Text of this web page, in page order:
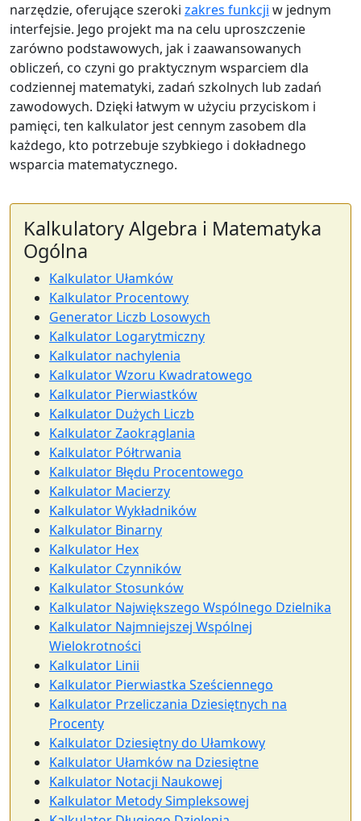
narzędzie, oferujące szeroki zakres funkcji w jednym
interfejsie. Jego projekt ma na celu uproszczenie
zarówno podstawowych, jak i zaawansowanych
obliczeń, co czyni go praktycznym wsparciem dla
codziennej matematyki, zadań szkolnych lub zadań
zawodowych. Dzięki łatwym w użyciu przyciskom i
pamięci, ten kalkulator jest cennym zasobem dla
każdego, kto potrzebuje szybkiego i dokładnego
wsparcia matematycznego.
Kalkulatory Algebra i Matematyka
Ogólna
Kalkulator Ułamków
Kalkulator Procentowy
Generator Liczb Losowych
Kalkulator Logarytmiczny
Kalkulator nachylenia
Kalkulator Wzoru Kwadratowego
Kalkulator Pierwiastków
Kalkulator Dużych Liczb
Kalkulator Zaokrąglania
Kalkulator Półtrwania
Kalkulator Błędu Procentowego
Kalkulator Macierzy
Kalkulator Wykładników
Kalkulator Binarny
Kalkulator Hex
Kalkulator Czynników
Kalkulator Stosunków
Kalkulator Największego Wspólnego Dzielnika
Kalkulator Najmniejszej Wspólnej
Wielokrotności
Kalkulator Linii
Kalkulator Pierwiastka Sześciennego
Kalkulator Przeliczania Dziesiętnych na
Procenty
Kalkulator Dziesiętny do Ułamkowy
Kalkulator Ułamków na Dziesiętne
Kalkulator Notacji Naukowej
Kalkulator Metody Simpleksowej